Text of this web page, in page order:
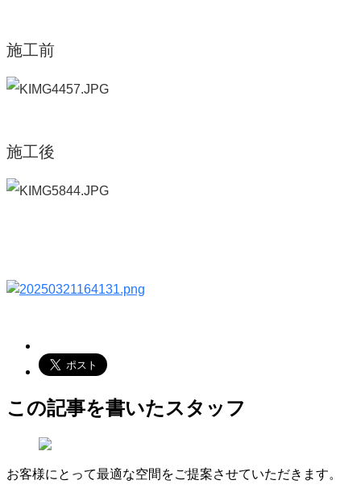
施工前
施工後
この記事を書いたスタッフ
お客様にとって最適な空間をご提案させていただきます。